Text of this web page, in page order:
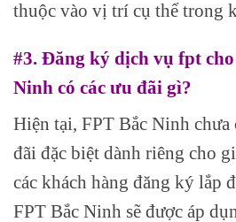
thuộc vào vị trí cụ thể trong
#3. Đăng ký dịch vụ fpt
Ninh có các ưu đãi gì?
Hiện tại, FPT Bắc Ninh
đãi đặc biệt dành riêng cho
các khách hàng đăng ký lắp
FPT Bắc Ninh sẽ được áp